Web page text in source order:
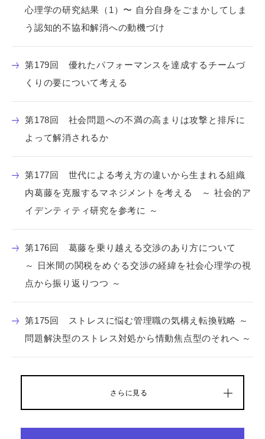
心理学の研究結果（1）〜 自分自身をごまかしてしま
う認知的不協和解消への動機づけ
第179回 優れたパフォーマンスを達成するチームづ
くりの要について考える
第178回 社会問題への不満の高まりは攻撃と排斥に
よって解消されるか
第177回 世代による考え方の違いから生まれる組織
内葛藤を克服するマネジメントを考える ～ 社会的ア
イデンティティ研究を参考に ～
第176回 葛藤を乗り越える交渉のあり方について
～ 日米間の関税をめぐる交渉の経緯を社会心理学の視
点から振り返りつつ ～
第175回 ストレスに悩む管理職の気構え転換戦略 ～
問題解決型のストレス対処から情動焦点型のそれへ ～
さらに見る